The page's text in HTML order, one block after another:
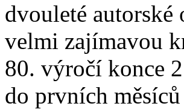
dvouleté
velmi zajímavou
80. výročí konce
do prvních